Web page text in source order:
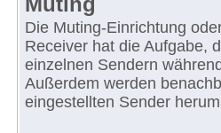
Die Muting-Einrichtung
Receiver hat die Aufgabe,
einzelnen Sendern
Außerdem werden
eingestellten Sender